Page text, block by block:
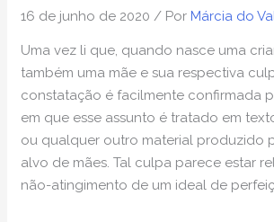
16 de junho de 2020/ Por Márcia do
Uma vez li que, quando nasce uma
também uma mãe e sua respectiva
constatação é facilmente confirmada
em que esse assunto é tratado em
ou qualquer outro material produzido
alvo de mães. Tal culpa parece estar
não-atingimento de um ideal de